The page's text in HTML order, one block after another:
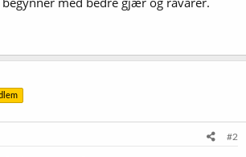
#2